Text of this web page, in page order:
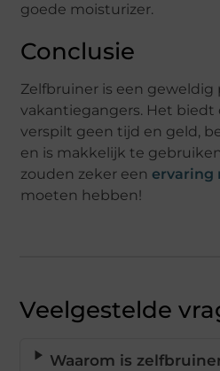
goede moisturizer.
Conclusie
Zelfbruiner is een geweldig
vakantiegangers. Het
verspilt geen tijd en geld,
en is makkelijk te
zouden zeker een ervaring
moeten hebben!
Veelgestelde
Waarom is